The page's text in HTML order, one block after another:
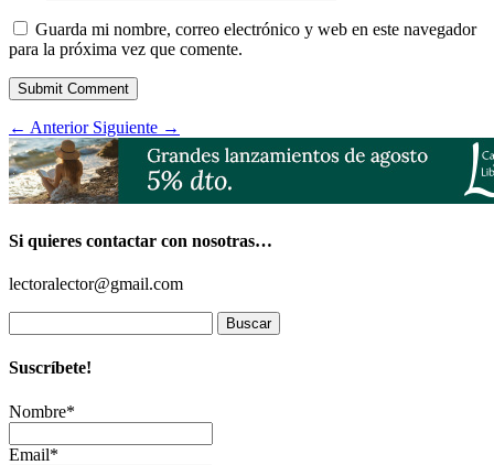
Guarda mi nombre, correo electrónico y web en este navegador
para la próxima vez que comente.
Submit Comment
← Anterior Siguiente →
Si quieres contactar con nosotras…
lectoralector@gmail.com
Suscríbete!
Nombre*
Email*